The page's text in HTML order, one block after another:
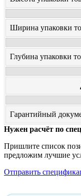
Ширина упаковки
Глубина упаковки
Гарантийный
Нужен расчёт по
Пришлите список
предложим лучшие
Отправить